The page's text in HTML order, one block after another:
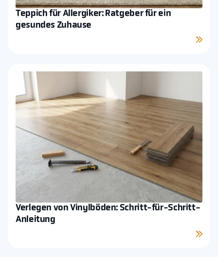
Teppich für Allergiker: Ratgeber für ein
gesundes Zuhause
Mehr sehen
Verlegen von Vinylböden: Schritt-für-Schritt-
Anleitung
Mehr sehen